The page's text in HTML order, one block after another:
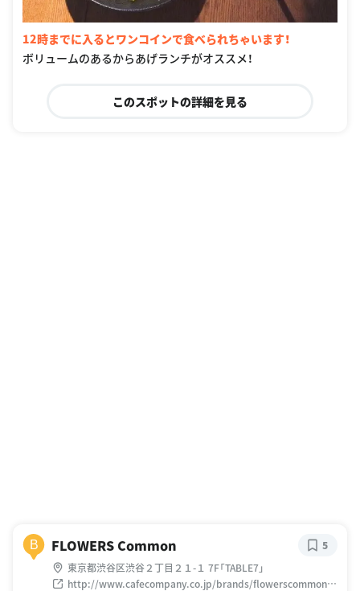
12時までに入るとワンコインで食べられちゃいます！
ボリュームのあるからあげランチがオススメ！
このスポットの詳細を見る
B FLOWERS Common
東京都渋谷区渋谷２丁目２１-１ 7F「TABLE7」
http://www.cafecompany.co.jp/brands/flowerscommon/i
5